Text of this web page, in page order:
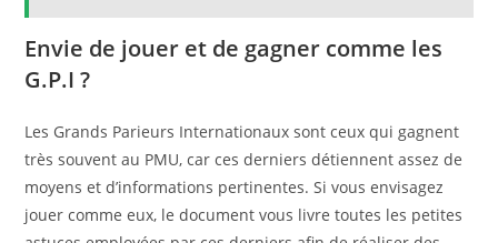
Envie de jouer et de gagner comme les
G.P.I ?
Les Grands Parieurs Internationaux sont ceux qui gagnent
très souvent au PMU, car ces derniers détiennent assez de
moyens et d’informations pertinentes. Si vous envisagez
jouer comme eux, le document vous livre toutes les petites